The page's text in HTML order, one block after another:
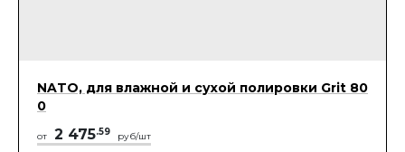
NATO, для влажной и сухой полировки Grit 80
0
от 2 475.59 руб/шт